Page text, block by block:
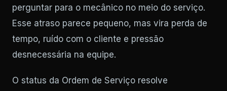
perguntar para o mecânico no meio do serviço.
Esse atraso parece pequeno, mas vira perda de
tempo, ruído com o cliente e pressão
desnecessária na equipe.
O status da Ordem de Serviço resolve